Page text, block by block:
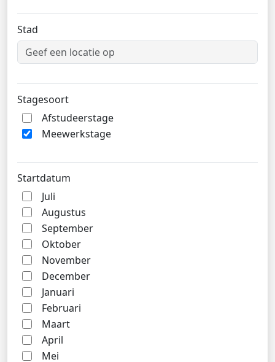
Stad
Stagesoort
Afstudeerstage
Meewerkstage
Startdatum
Juli
Augustus
September
Oktober
November
December
Januari
Februari
Maart
April
Mei